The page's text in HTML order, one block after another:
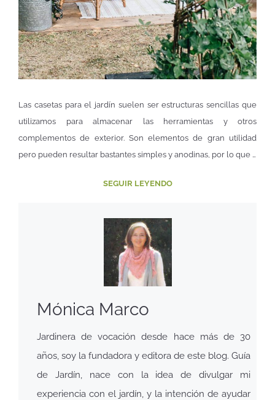
Las casetas para el jardín suelen ser estructuras sencillas que
utilizamos para almacenar las herramientas y otros
complementos de exterior. Son elementos de gran utilidad
pero pueden resultar bastantes simples y anodinas, por lo que …
SEGUIR LEYENDO
Mónica Marco
Jardinera de vocación desde hace más de 30
años, soy la fundadora y editora de este blog. Guía
de Jardín, nace con la idea de divulgar mi
experiencia con el jardín, y la intención de ayudar